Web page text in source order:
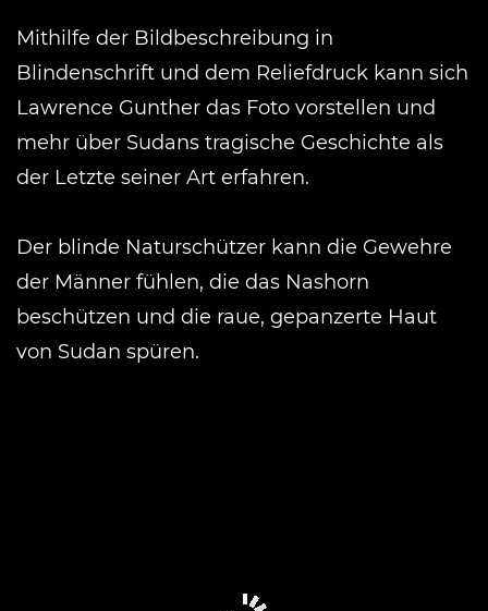
Mithilfe der Bildbeschreibung in
Blindenschrift und dem Reliefdruck kann sich
Lawrence Gunther das Foto vorstellen und
mehr über Sudans tragische Geschichte als
der Letzte seiner Art erfahren.
Der blinde Naturschützer kann die Gewehre
der Männer fühlen, die das Nashorn
beschützen und die raue, gepanzerte Haut
von Sudan spüren.